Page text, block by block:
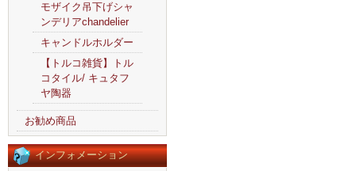
モザイク吊下げシャ
ンデリアchandelier
キャンドルホルダー
【トルコ雑貨】トル
コタイル/ キュタフ
ヤ陶器
お勧め商品
インフォメーション